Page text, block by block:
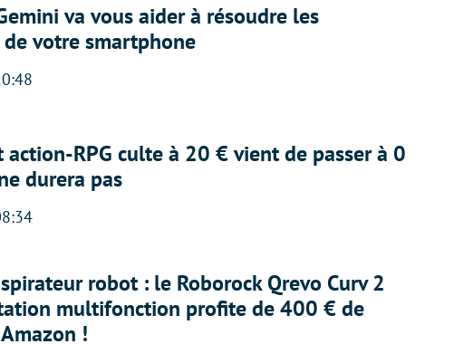
va vous aider à résoudre les
votre smartphone
action-RPG culte à 20 € vient de passer à 0
durera pas
robot : le Roborock Qrevo Curv 2
multifonction profite de 400 € de
!